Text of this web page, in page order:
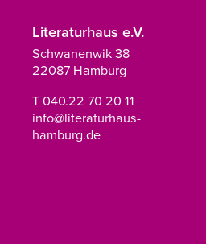
Literaturhaus e.V.
Schwanenwik 38
22087 Hamburg
T 040.22 70 20 11
info@literaturhaus-
hamburg.de